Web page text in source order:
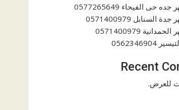
حى الفيحاء 0577265649
0571400979
0571400979
Recent
للعرض.